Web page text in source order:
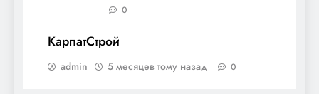
0
КарпатСтрой
admin 5 месяцев тому назад 0